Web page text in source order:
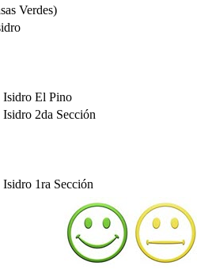
Verdes)
Isidro El Pino
2da Sección
1ra Sección